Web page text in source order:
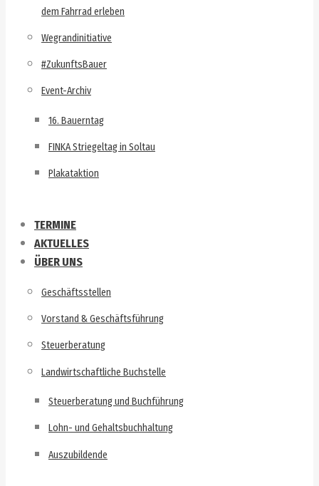
dem Fahrrad erleben
Wegrandinitiative
#ZukunftsBauer
Event-Archiv
16. Bauerntag
FINKA Striegeltag in Soltau
Plakataktion
TERMINE
AKTUELLES
ÜBER UNS
Geschäftsstellen
Vorstand & Geschäftsführung
Steuerberatung
Landwirtschaftliche Buchstelle
Steuerberatung und Buchführung
Lohn- und Gehaltsbuchhaltung
Auszubildende